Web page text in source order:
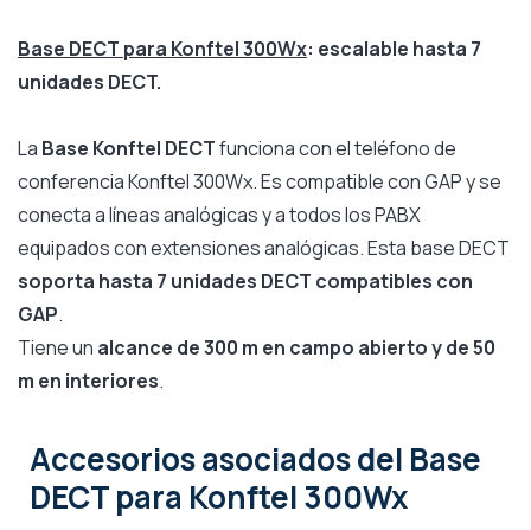
Base DECT para Konftel 300Wx: escalable hasta 7
unidades DECT.
La Base Konftel DECTfunciona con el teléfono de
conferencia Konftel 300Wx. Es compatible con GAP y se
conecta a líneas analógicas y a todos los PABX
equipados con extensiones analógicas. Esta base DECT
soporta hasta 7 unidades DECT compatibles con
GAP.
Tiene un alcance de 300 m en campo abierto y de 50
m en interiores.
Accesorios asociadosdel Base
DECT para Konftel 300Wx